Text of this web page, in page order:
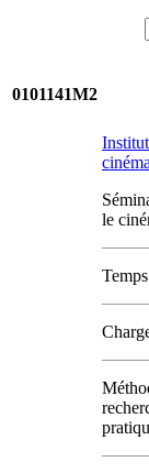
0101141M2
le